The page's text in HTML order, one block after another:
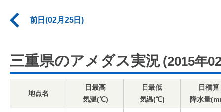
前日(02月25日)
三重県のアメダス実況 (2015年
地点名
日最高
気温(℃)
日最低
気温(℃)
日積算
降水量